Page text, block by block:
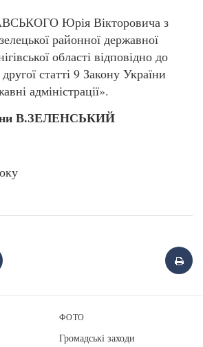
Юрія Вікторовича з
районної державної
області відповідно до
статті 9 Закону України
адміністрації».
В.ЗЕЛЕНСЬКИЙ
ФОТО
Громадські заходи